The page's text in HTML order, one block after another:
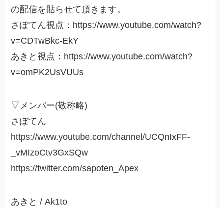
の配信を貼らせて頂きます。
さぽてん視点：https://www.youtube.com/watch?
v=CDTwBkc-EkY
あきと視点：https://www.youtube.com/watch?
v=omPK2UsVUUs
▽メンバー(敬称略)
さぽてん
https://www.youtube.com/channel/UCQnIxFF-
_vMIzoCtv3GxSQw
https://twitter.com/sapoten_Apex
あきと / Ak1to